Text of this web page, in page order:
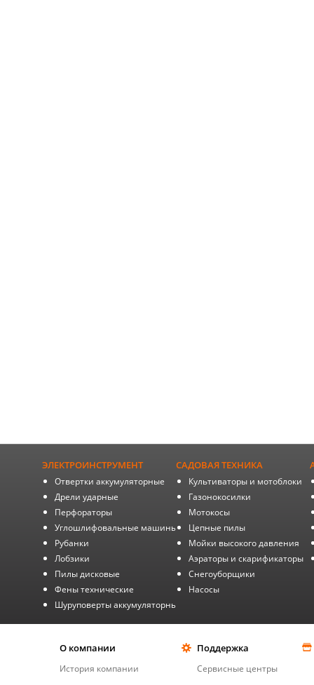
ЭЛЕКТРОИНСТРУМЕНТ
Отвертки аккумуляторные
Дрели ударные
Перфораторы
Углошлифовальные машины
Рубанки
Лобзики
Пилы дисковые
Фены технические
Шуруповерты аккумуляторные
САДОВАЯ ТЕХНИКА
Культиваторы и мотоблоки
Газонокосилки
Мотокосы
Цепные пилы
Мойки высокого давления
Аэраторы и скарификаторы
Снегоуборщики
Насосы
О компании
История компании
Поддержка
Сервисные центры